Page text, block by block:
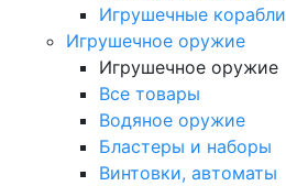
Игрушечные корабли
Игрушечное оружие
Игрушечное оружие
Все товары
Водяное оружие
Бластеры и наборы
Винтовки, автоматы